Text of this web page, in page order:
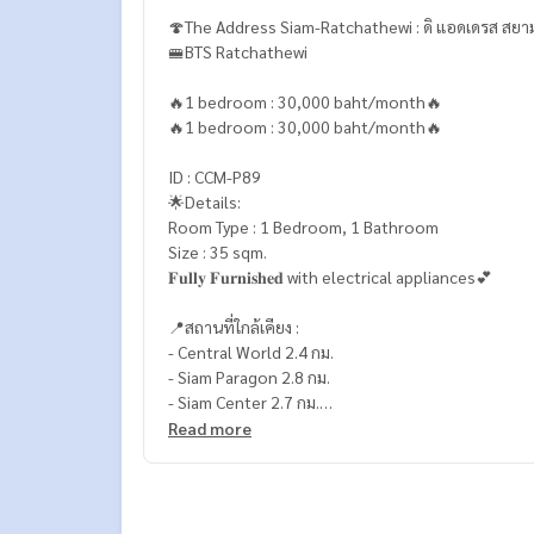
🍄The Address Siam-Ratchathewi : ดิ แอดเดรส สย
🚝BTS Ratchathewi
🔥1 bedroom : 30,000 baht/month🔥
🔥1 bedroom : 30,000 baht/month🔥
ID : CCM-P89
🌟Details:
Room Type : 1 Bedroom, 1 Bathroom
Size : 35 sqm.
𝐅𝐮𝐥𝐥𝐲 𝐅𝐮𝐫𝐧𝐢𝐬𝐡𝐞𝐝 with electrical appliances💕
📍สถานที่ใกล้เคียง :
- Central World 2.4 กม.
- Siam Paragon 2.8 กม.
- Siam Center 2.7 กม.
- Siam Discovery 2.8 กม.
Read more